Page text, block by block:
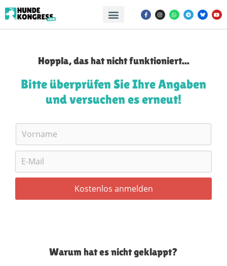
Hoppla, das hat nicht funktioniert...
Bitte überprüfen Sie Ihre Angaben
und versuchen es erneut!
Warum hat es nicht geklappt?